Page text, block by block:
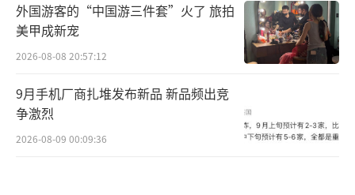
外国游客的“中国游三件套”火了 旅拍
美甲成新宠
2026-08-08 20:57:12
9月手机厂商扎堆发布新品 新品频出竞
争激烈
2026-08-09 00:09:36